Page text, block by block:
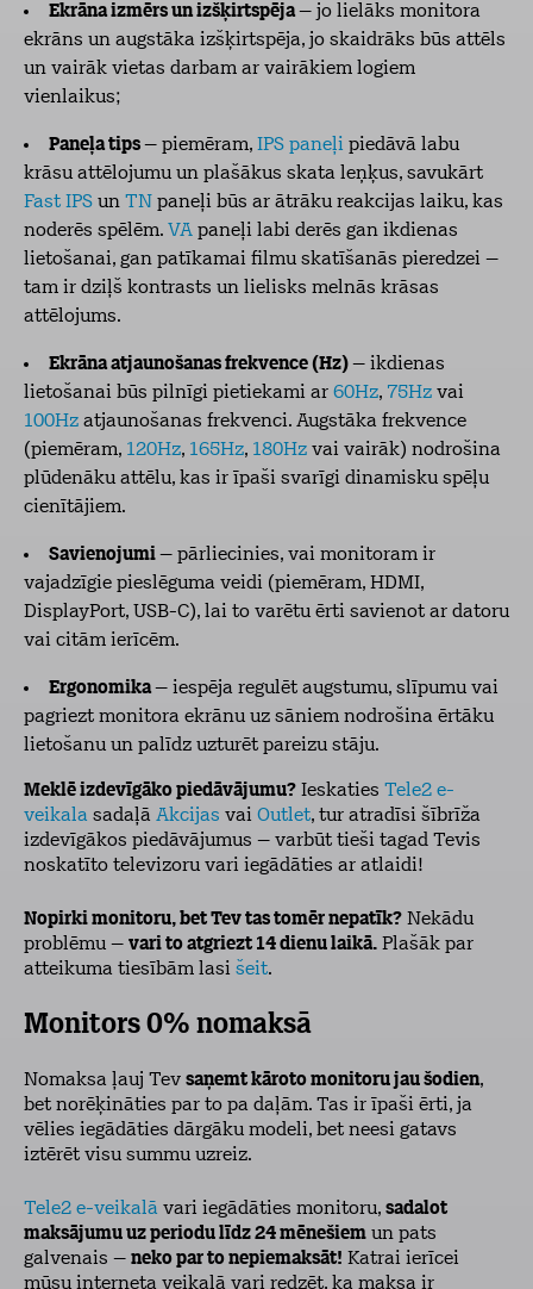
Ekrāna izmērs un izšķirtspēja– jo lielāks monitora
ekrāns un augstāka izšķirtspēja, jo skaidrāks būs attēls
un vairāk vietas darbam ar vairākiem logiem
vienlaikus;
Paneļa tips– piemēram, IPS paneļi piedāvā labu
krāsu attēlojumu un plašākus skata leņķus, savukārt
Fast IPS un TN paneļi būs ar ātrāku reakcijas laiku, kas
noderēs spēlēm. VA paneļi labi derēs gan ikdienas
lietošanai, gan patīkamai filmu skatīšanās pieredzei –
tam ir dziļš kontrasts un lielisks melnās krāsas
attēlojums.
Ekrāna atjaunošanas frekvence (Hz)– ikdienas
lietošanai būs pilnīgi pietiekami ar 60Hz, 75Hz vai
100Hz atjaunošanas frekvenci. Augstāka frekvence
(piemēram, 120Hz, 165Hz, 180Hz vai vairāk) nodrošina
plūdenāku attēlu, kas ir īpaši svarīgi dinamisku spēļu
cienītājiem.
Savienojumi– pārliecinies, vai monitoram ir
vajadzīgie pieslēguma veidi (piemēram, HDMI,
DisplayPort, USB-C), lai to varētu ērti savienot ar datoru
vai citām ierīcēm.
Ergonomika– iespēja regulēt augstumu, slīpumu vai
pagriezt monitora ekrānu uz sāniem nodrošina ērtāku
lietošanu un palīdz uzturēt pareizu stāju.
Meklē izdevīgāko piedāvājumu? Ieskaties Tele2 e-
veikala sadaļā Akcijas vai Outlet, tur atradīsi šībrīža
izdevīgākos piedāvājumus – varbūt tieši tagad Tevis
noskatīto televizoru vari iegādāties ar atlaidi!
Nopirki monitoru, bet Tev tas tomēr nepatīk? Nekādu
problēmu – vari to atgriezt 14 dienu laikā. Plašāk par
atteikuma tiesībām lasi šeit.
Monitors 0% nomaksā
Nomaksa ļauj Tev saņemt kāroto monitoru jau šodien,
bet norēķināties par to pa daļām. Tas ir īpaši ērti, ja
vēlies iegādāties dārgāku modeli, bet neesi gatavs
iztērēt visu summu uzreiz.
Tele2 e-veikalā vari iegādāties monitoru, sadalot
maksājumu uz periodu līdz 24 mēnešiem un pats
galvenais – neko par to nepiemaksāt! Katrai ierīcei
mūsu interneta veikalā vari redzēt, ka maksa ir